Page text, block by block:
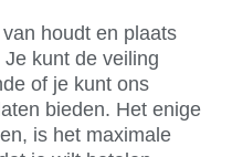
houdt en plaats
kunt de veiling
of je kunt ons
bieden. Het enige
is het maximale